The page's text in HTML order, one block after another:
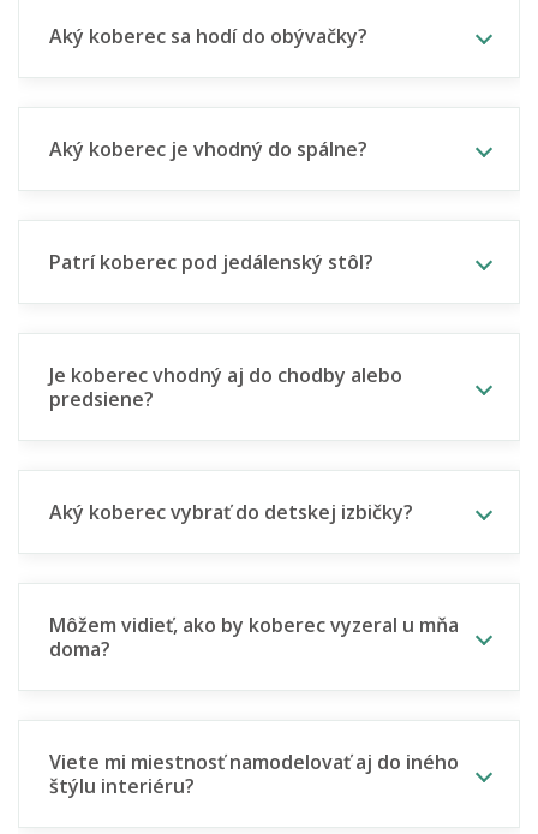
Aký koberec sa hodí do obývačky?
Aký koberec je vhodný do spálne?
Patrí koberec pod jedálenský stôl?
Je koberec vhodný aj do chodby alebo
predsiene?
Aký koberec vybrať do detskej izbičky?
Môžem vidieť, ako by koberec vyzeral u mňa
doma?
Viete mi miestnosť namodelovať aj do iného
štýlu interiéru?